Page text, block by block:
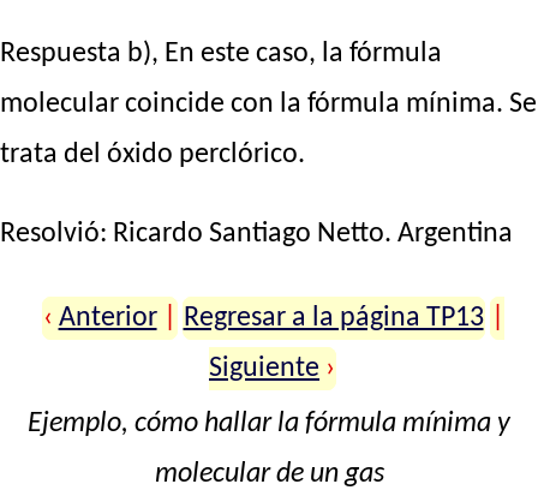
Respuesta b), En este caso, la fórmula
molecular coincide con la fórmula mínima. Se
trata del óxido perclórico.
Resolvió: Ricardo Santiago Netto. Argentina
‹ Anterior Regresar a la página TP13
Siguiente ›
Ejemplo, cómo hallar la fórmula mínima y
molecular de un gas